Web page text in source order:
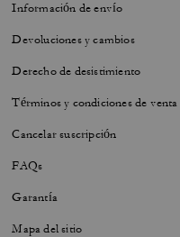
Información de envío
Devoluciones y cambios
Derecho de desistimiento
Términos y condiciones de venta
Cancelar suscripción
FAQs
Garantía
Mapa del sitio